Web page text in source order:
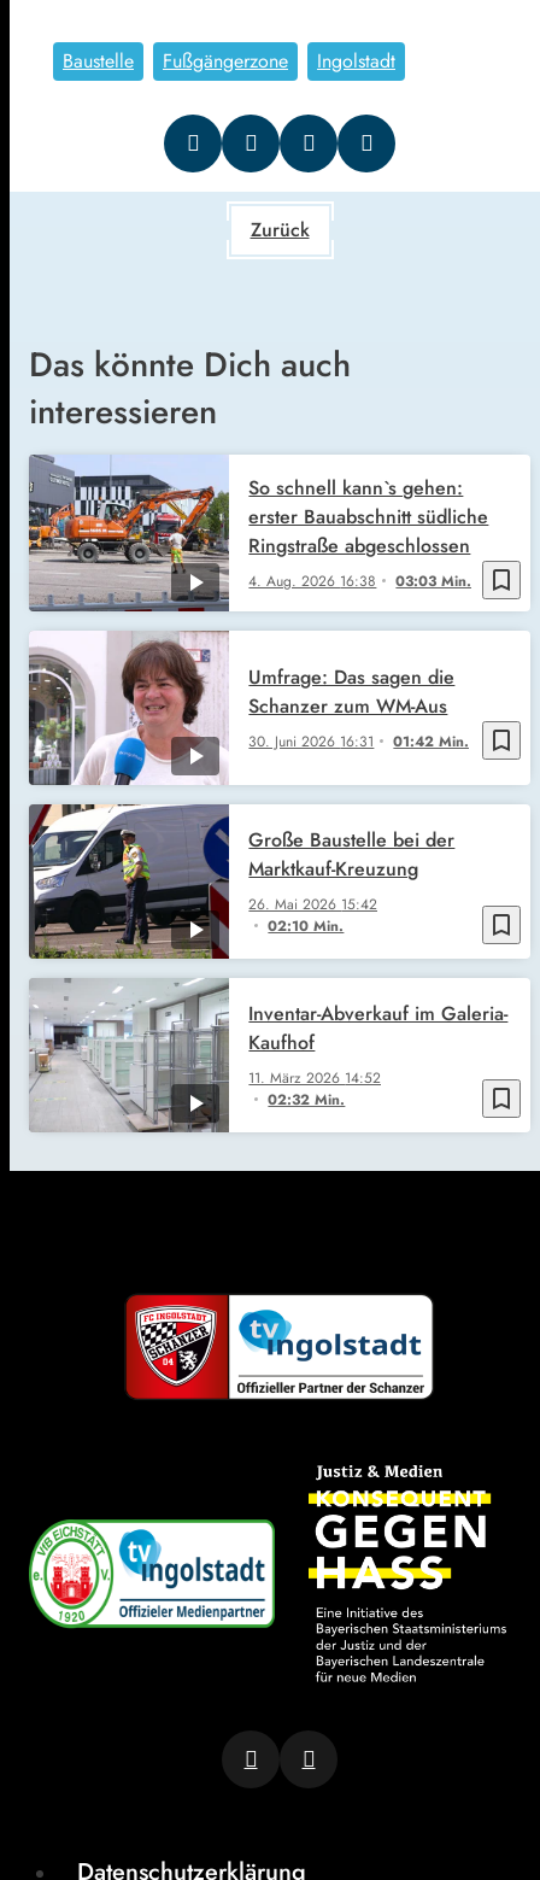
Baustelle Fußgängerzone Ingolstadt
Zurück
Das könnte Dich auch
interessieren
bookmark_border
4. Aug. 2026 16:38 03:03 Min.
So schnell kann`s gehen:
erster Bauabschnitt südliche
Ringstraße abgeschlossen
bookmark_border
30. Juni 2026 16:31 01:42 Min.
Umfrage: Das sagen die
Schanzer zum WM-Aus
bookmark_border
26. Mai 2026 15:42
02:10 Min.
Große Baustelle bei der
Marktkauf-Kreuzung
bookmark_border
11. März 2026 14:52
02:32 Min.
Inventar-Abverkauf im Galeria-
Kaufhof
Datenschutzerklärung